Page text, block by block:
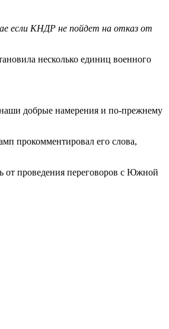
если КНДР не пойдет на отказ от
несколько единиц военного
добрые намерения и по-прежнему
прокомментировал его слова,
от проведения переговоров с Южной